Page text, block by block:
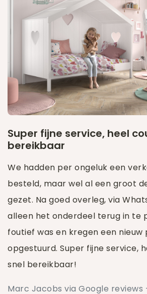
Super fijne service, heel
bereikbaar
We hadden per ongeluk een
besteld, maar wel al een groot
gezet. Na goed overleg, via
alleen het onderdeel terug in te
foutief was en kregen een nieuw
opgestuurd. Super fijne service,
snel bereikbaar!
Marc Jacobs via Google